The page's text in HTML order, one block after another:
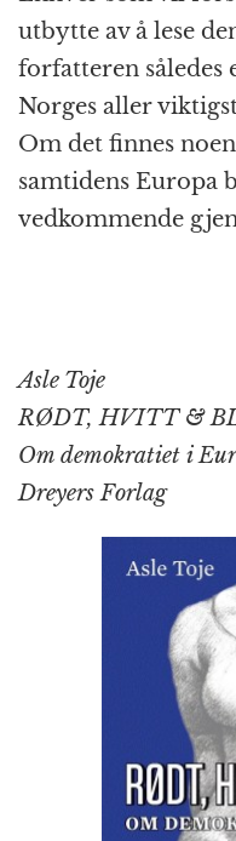
utbytte av å lese
forfatteren således
Norges aller
Om det finnes
samtidens Europa
vedkommende
Asle Toje
RØDT, HVITT &
Om demokratiet i
Dreyers Forlag